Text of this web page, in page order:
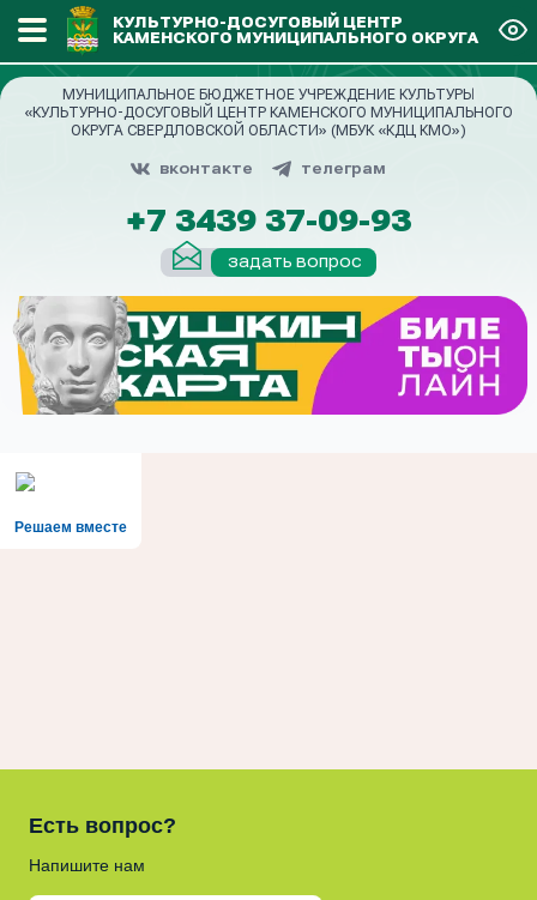
КУЛЬТУРНО-ДОСУГОВЫЙ ЦЕНТР
КАМЕНСКОГО МУНИЦИПАЛЬНОГО ОКРУГА
МУНИЦИПАЛЬНОЕ БЮДЖЕТНОЕ УЧРЕЖДЕНИЕ КУЛЬТУРЫ
«КУЛЬТУРНО-ДОСУГОВЫЙ ЦЕНТР КАМЕНСКОГО МУНИЦИПАЛЬНОГО
ОКРУГА СВЕРДЛОВСКОЙ ОБЛАСТИ» (МБУК «КДЦ КМО»)
вконтакте телеграм
+7 3439 37-09-93
задать вопрос
Решаем вместе
Есть вопрос?
Напишите нам